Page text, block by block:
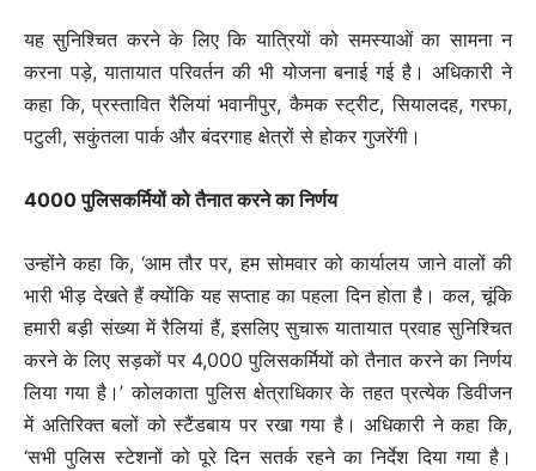
यह सुनिश्चित करने के लिए कि यात्रियों को समस्याओं का सामना न
करना पड़े, यातायात परिवर्तन की भी योजना बनाई गई है। अधिकारी ने
कहा कि, प्रस्तावित रैलियां भवानीपुर, कैमक स्ट्रीट, सियालदह, गरफा,
पटुली, सकुंतला पार्क और बंदरगाह क्षेत्रों से होकर गुजरेंगी।
4000 पुलिसकर्मियों को तैनात करने का निर्णय
उन्होंने कहा कि, ‘आम तौर पर, हम सोमवार को कार्यालय जाने वालों की
भारी भीड़ देखते हैं क्योंकि यह सप्ताह का पहला दिन होता है। कल, चूंकि
हमारी बड़ी संख्या में रैलियां हैं, इसलिए सुचारू यातायात प्रवाह सुनिश्चित
करने के लिए सड़कों पर 4,000 पुलिसकर्मियों को तैनात करने का निर्णय
लिया गया है।’ कोलकाता पुलिस क्षेत्राधिकार के तहत प्रत्येक डिवीजन
में अतिरिक्त बलों को स्टैंडबाय पर रखा गया है। अधिकारी ने कहा कि,
‘सभी पुलिस स्टेशनों को पूरे दिन सतर्क रहने का निर्देश दिया गया है।